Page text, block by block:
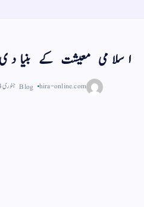
اسلامی معیشت کے
hira-online.com
Blog جنوری 14, 2026